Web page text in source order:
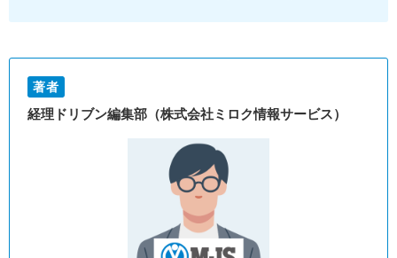
著者
経理ドリブン編集部（株式会社ミロク情報サービス）